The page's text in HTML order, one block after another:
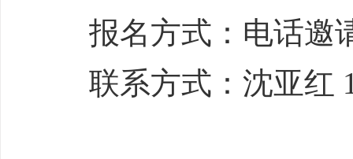
报名方式：电话邀
联系方式：沈亚红